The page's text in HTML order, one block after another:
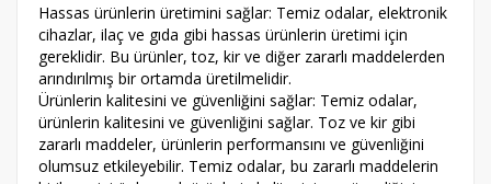
Hassas ürünlerin üretimini sağlar: Temiz odalar, elektronik
cihazlar, ilaç ve gıda gibi hassas ürünlerin üretimi için
gereklidir. Bu ürünler, toz, kir ve diğer zararlı maddelerden
arındırılmış bir ortamda üretilmelidir.
Ürünlerin kalitesini ve güvenliğini sağlar: Temiz odalar,
ürünlerin kalitesini ve güvenliğini sağlar. Toz ve kir gibi
zararlı maddeler, ürünlerin performansını ve güvenliğini
olumsuz etkileyebilir. Temiz odalar, bu zararlı maddelerin